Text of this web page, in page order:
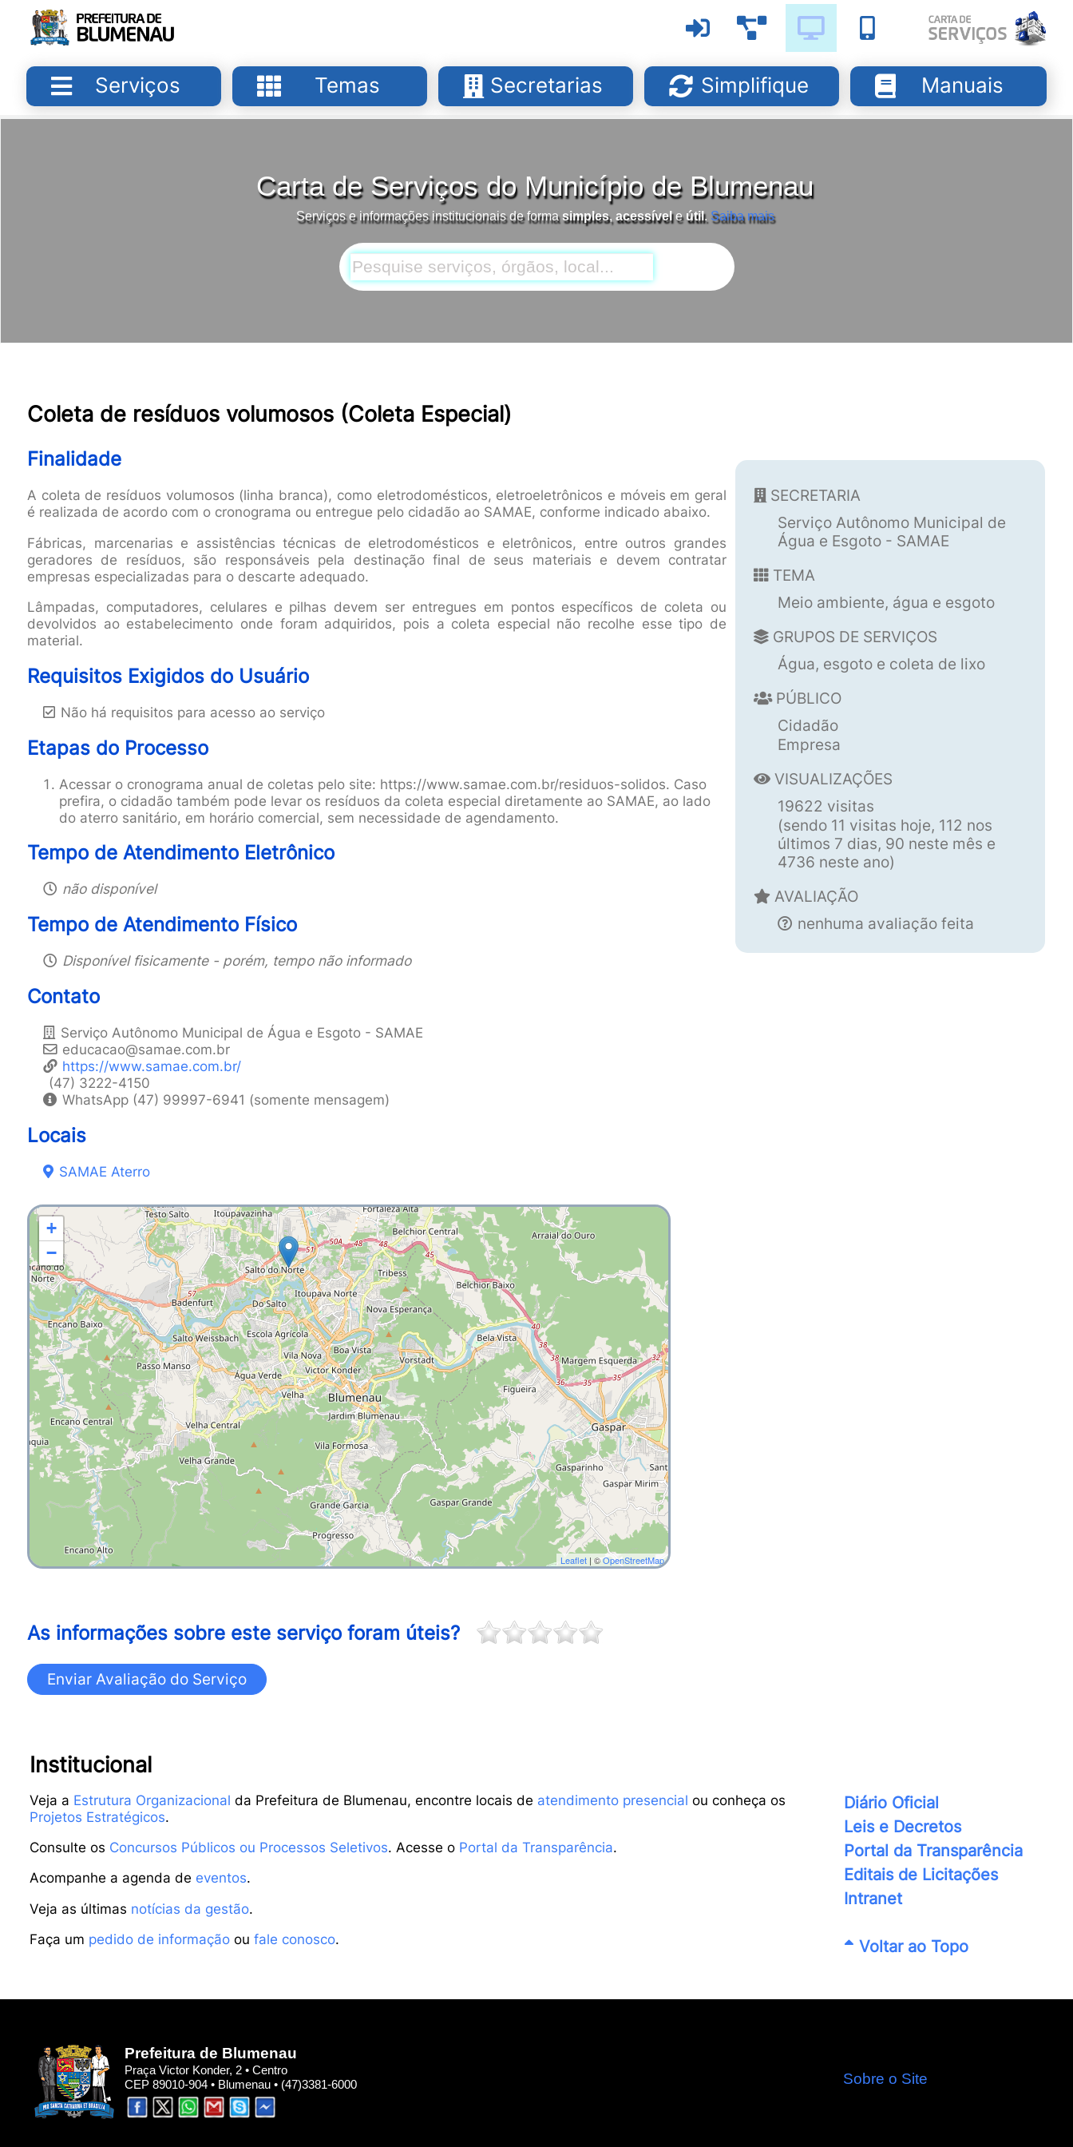
Serviços Temas Secretarias Simplifique Manuais
Carta de Serviços do Município de Blumenau
Serviços e informações institucionais de formasimples, acessíveleútil. Saiba mais
SECRETARIA
Serviço Autônomo Municipal de
Água e Esgoto - SAMAE
TEMA
Meio ambiente, água e esgoto
GRUPOS DE SERVIÇOS
Água, esgoto e coleta de lixo
PÚBLICO
Cidadão
Empresa
VISUALIZAÇÕES
19622 visitas
(sendo 11 visitas hoje, 112 nos
últimos 7 dias, 90 neste mês e
4736 neste ano)
AVALIAÇÃO
nenhuma avaliação feita
Coleta de resíduos volumosos (Coleta Especial)
Finalidade
A coleta de resíduos volumosos (linha branca), como eletrodomésticos, eletroeletrônicos e móveis em geral
é realizada de acordo com o cronograma ou entregue pelo cidadão ao SAMAE, conforme indicado abaixo.
Fábricas, marcenarias e assistências técnicas de eletrodomésticos e eletrônicos, entre outros grandes
geradores de resíduos, são responsáveis pela destinação final de seus materiais e devem contratar
empresas especializadas para o descarte adequado.
Lâmpadas, computadores, celulares e pilhas devem ser entregues em pontos específicos de coleta ou
devolvidos ao estabelecimento onde foram adquiridos, pois a coleta especial não recolhe esse tipo de
material.
Requisitos Exigidos do Usuário
Não há requisitos para acesso ao serviço
Etapas do Processo
Acessar o cronograma anual de coletas pelo site: https://www.samae.com.br/residuos-solidos. Caso
prefira, o cidadão também pode levar os resíduos da coleta especial diretamente ao SAMAE, ao lado
do aterro sanitário, em horário comercial, sem necessidade de agendamento.
Tempo de Atendimento Eletrônico
não disponível
Tempo de Atendimento Físico
Disponível fisicamente - porém, tempo não informado
Contato
Serviço Autônomo Municipal de Água e Esgoto - SAMAE
educacao@samae.com.br
https://www.samae.com.br/
(47) 3222-4150
WhatsApp (47) 99997-6941 (somente mensagem)
Locais
SAMAE Aterro
+
−
Leaflet | ©OpenStreetMap
As informações sobre este serviço foram úteis?
Institucional
Veja a Estrutura Organizacional da Prefeitura de Blumenau, encontre locais de atendimento presencial ou conheça os
Projetos Estratégicos.
Consulte os Concursos Públicos ou Processos Seletivos. Acesse o Portal da Transparência.
Acompanhe a agenda de eventos.
Veja as últimas notícias da gestão.
Faça um pedido de informação ou fale conosco.
Diário Oficial
Leis e Decretos
Portal da Transparência
Editais de Licitações
Intranet
Voltar ao Topo
Prefeitura de Blumenau
Praça Victor Konder, 2 • Centro
CEP 89010-904 • Blumenau • (47)3381-6000
Sobre o Site